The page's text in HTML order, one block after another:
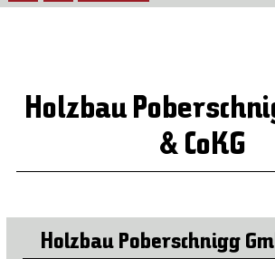
Holzbau
& CoKG
Holzbau Poberschnigg